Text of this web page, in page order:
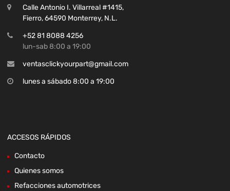
Calle Antonio I. Villarreal #1415,
Fierro, 64590 Monterrey, N.L.
+52 81 8088 4256
lun-sab 8:00 a 19:00
ventasclickyourpart@gmail.com
lunes a sábado 8:00 a 19:00
ACCESOS RÁPIDOS
Contacto
Quienes somos
Refacciones automotrices